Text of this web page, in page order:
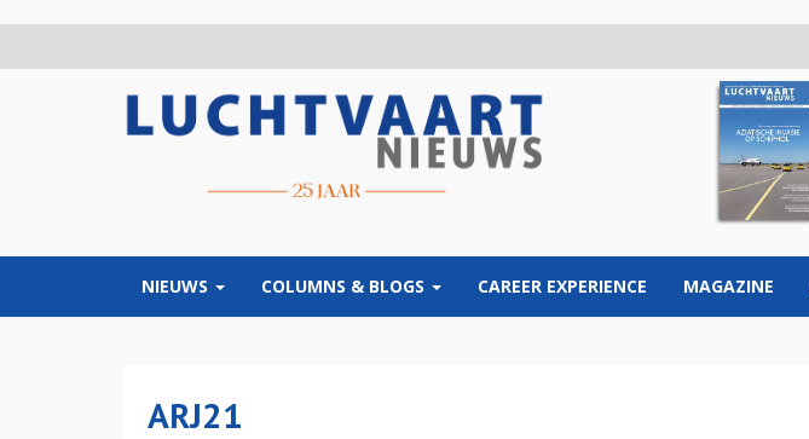
NIEUWS COLUMNS & BLOGS CAREER EXPERIENCE MAGAZINE
ARJ21